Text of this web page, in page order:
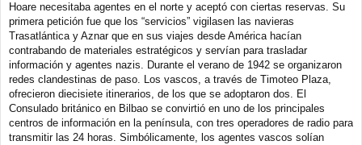
Hoare necesitaba agentes en el norte y aceptó con ciertas reservas. Su
primera petición fue que los “servicios” vigilasen las navieras
Trasatlántica y Aznar que en sus viajes desde América hacían
contrabando de materiales estratégicos y servían para trasladar
información y agentes nazis. Durante el verano de 1942 se organizaron
redes clandestinas de paso. Los vascos, a través de Timoteo Plaza,
ofrecieron diecisiete itinerarios, de los que se adoptaron dos. El
Consulado británico en Bilbao se convirtió en uno de los principales
centros de información en la península, con tres operadores de radio para
transmitir las 24 horas. Simbólicamente, los agentes vascos solían